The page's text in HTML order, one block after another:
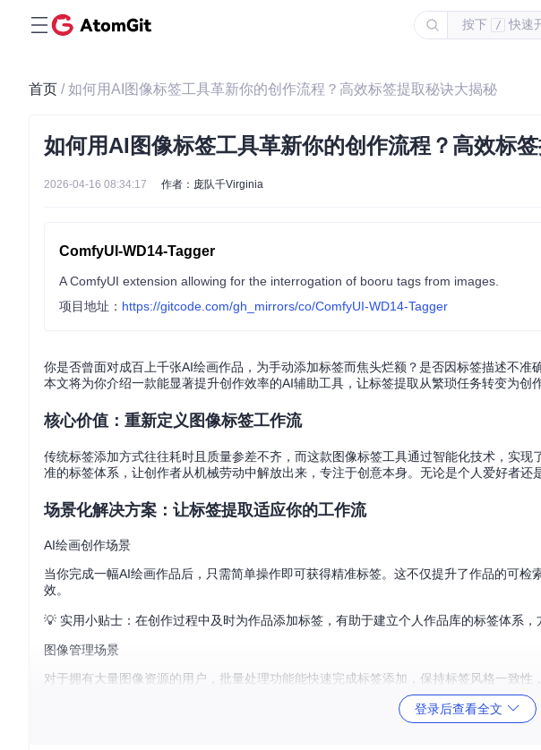
按下 / 快速
首页 / 如何用AI图像标签工具革新你的创作流程？高效标签提取秘诀大揭秘
如何用AI图像标签工具革新你的创作流程？高效标
2026-04-16 08:34:17 作者：庞队千Virginia
ComfyUI-WD14-Tagger
A ComfyUI extension allowing for the interrogation of booru tags from images.
项目地址： https://gitcode.com/gh_mirrors/co/ComfyUI-WD14-Tagger
你是否曾面对成百上千张AI绘画作品，为手动添加标签而焦头烂额？是否因标签描述不准
本文将为你介绍一款能显著提升创作效率的AI辅助工具，让标签提取从繁琐任务转变为创作
核心价值：重新定义图像标签工作流
传统标签添加方式往往耗时且质量参差不齐，而这款图像标签工具通过智能化技术，实
准的标签体系，让创作者从机械劳动中解放出来，专注于创意本身。无论是个人爱好者还
场景化解决方案：让标签提取适应你的工作流
AI绘画创作场景
当你完成一幅AI绘画作品后，只需简单操作即可获得精准标签。这不仅提升了作品的可
效。
💡 实用小贴士：在创作过程中及时为作品添加标签，有助于建立个人作品库的标签体系，
图像管理场景
对于拥有大量图像资源的用户，批量处理功能能快速完成标签添加，保持标签风格一致性
💡 实用小贴士：定期对图像库进行标签整理和优化，能进一步提升管理效率和检索准确性。
登录后查看全文